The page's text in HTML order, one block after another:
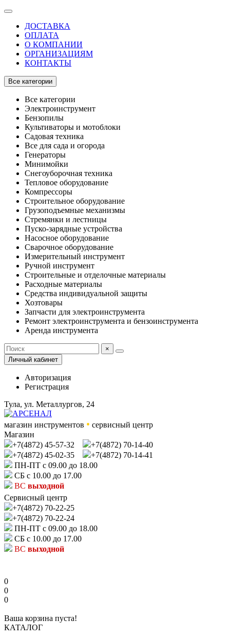
ДОСТАВКА
ОПЛАТА
О КОМПАНИИ
ОРГАНИЗАЦИЯМ
КОНТАКТЫ
Все категории
Все категории
Электроинструмент
Бензопилы
Культиваторы и мотоблоки
Садовая техника
Все для сада и огорода
Генераторы
Минимойки
Снегоуборочная техника
Тепловое оборудование
Компрессоры
Строительное оборудование
Грузоподъемные механизмы
Стремянки и лестницы
Пуско-зарядные устройства
Насосное оборудование
Сварочное оборудование
Измерительный инструмент
Ручной инструмент
Строительные и отделочные материалы
Расходные материалы
Средства индивидуальной защиты
Хозтовары
Запчасти для электроинструмента
Ремонт электроинструмента и бензоинструмента
Аренда инструмента
×
Личный кабинет
Авторизация
Регистрация
Тула, ул. Металлургов, 24
магазин инструментов • сервисный центр
Магазин
+7(4872) 45-57-32
+7(4872) 70-14-40
+7(4872) 45-02-35
+7(4872) 70-14-41
ПН-ПТ с 09.00 до 18.00
СБ с 10.00 до 17.00
ВС выходной
Сервисный центр
+7(4872) 70-22-25
+7(4872) 70-22-24
ПН-ПТ с 09.00 до 18.00
СБ с 10.00 до 17.00
ВС выходной
0
0
0
Ваша корзина пуста!
КАТАЛОГ